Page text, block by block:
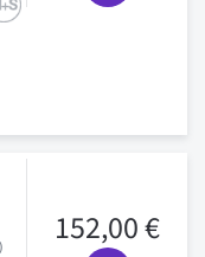
152,00 €